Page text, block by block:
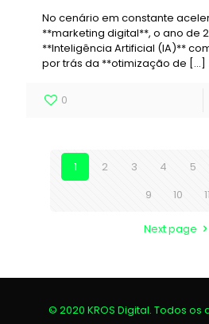
No cenário em constante
**marketing digital**, o ano de
**Inteligência Artificial (IA)**
por trás da **otimização de […]
0
1 2 3 4 5
9
10 11
Next page
© 2020 KROS Digital. Todos